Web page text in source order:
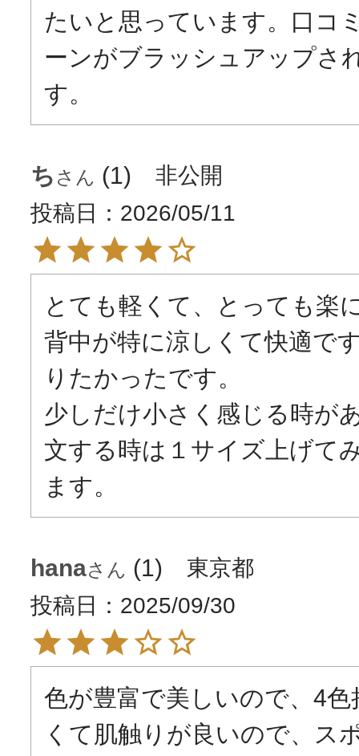
たいと思っています。口コ
ーンがブラッシュアップさ
す。
ち 1
非公開
投稿日
2026/05/11
とても軽くて、とっても楽
背中が特に涼しくて快適で
りたかったです。
少しだけ小さく感じる時が
文する時は１サイズ上げて
ます。
hana 1
東京都
投稿日
2025/09/30
色が豊富で美しいので、4
くて肌触りが良いので、ス